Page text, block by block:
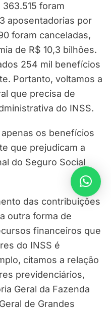
foram
aposentadorias por
foram canceladas,
de R$ 10,3 bilhões.
254 mil benefícios
Portanto, voltamos a
que precisa de
do INSS.
apenas os benefícios
que prejudicam a
do Seguro Social
das contribuições
outra forma de
financeiros que
do INSS é
citamos a relação
previdenciários,
Geral da Fazenda
de Grandes